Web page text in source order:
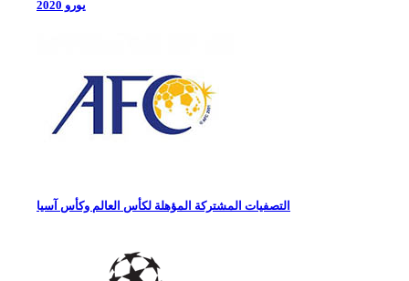
يورو 2020
التصفيات المشتركة المؤهلة لكأس العالم وكأس آسيا